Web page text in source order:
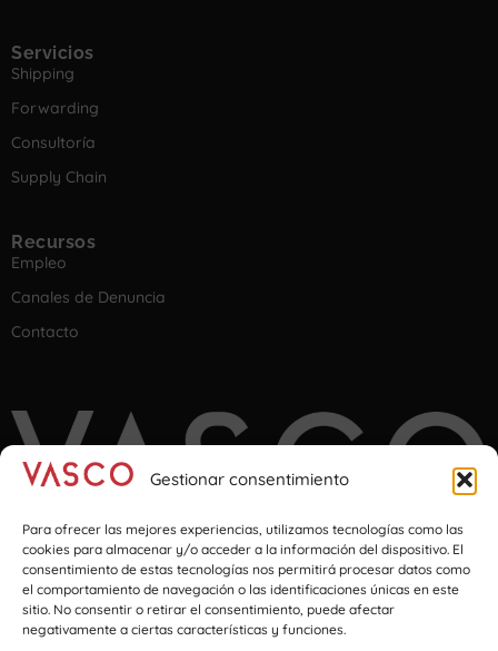
Gestionar consentimiento
Para ofrecer las mejores experiencias, utilizamos tecnologías como las
cookies para almacenar y/o acceder a la información del dispositivo. El
consentimiento de estas tecnologías nos permitirá procesar datos como
el comportamiento de navegación o las identificaciones únicas en este
sitio. No consentir o retirar el consentimiento, puede afectar
negativamente a ciertas características y funciones.
Servicios
Shipping
Forwarding
Consultoría
Supply Chain
Recursos
Empleo
Canales de Denuncia
Contacto
Imagination at transport & logistics